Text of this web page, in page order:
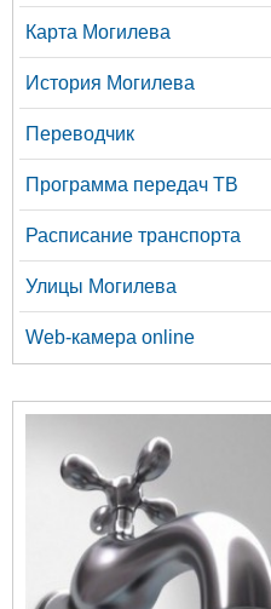
Карта Могилева
История Могилева
Переводчик
Программа передач ТВ
Расписание транспорта
Улицы Могилева
Web-камера online